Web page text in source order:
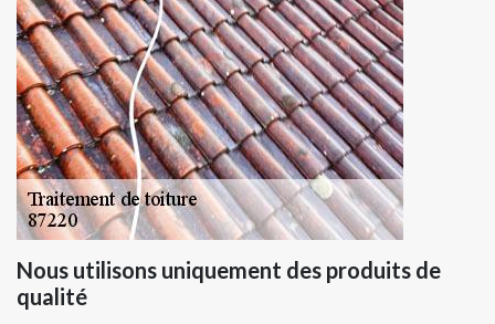
Nous utilisons uniquement des produits de
qualité